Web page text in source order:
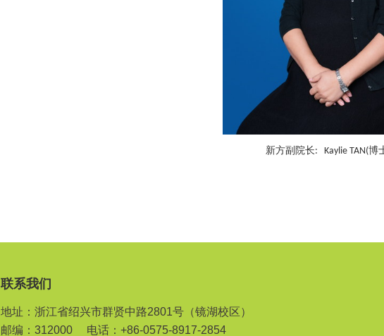
新方副院长: Kaylie TAN(博
联系我们
地址：浙江省绍兴市群贤中路2801号（镜湖校区）
邮编：312000
电话：+86-0575-8917-2854